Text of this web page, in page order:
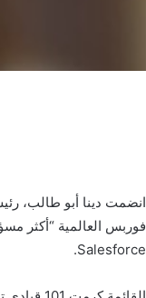
انضمت دينا أبو طالب،
Salesforce.